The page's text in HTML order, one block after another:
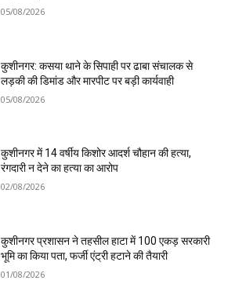
05/08/2026
कुशीनगर: कसया थाने के सिपाही पर ढाबा संचालक से
लड़की की डिमांड और मारपीट पर बड़ी कार्यवाही
05/08/2026
कुशीनगर में 14 वर्षीय किशोर आदर्श चौहान की हत्या,
रंगदारी न देने का हत्या का आरोप
02/08/2026
कुशीनगर प्रशासन ने तहसील हाटा में 100 एकड़ सरकारी
भूमि का किया पता, फर्जी एंट्री हटाने की तैयारी
01/08/2026